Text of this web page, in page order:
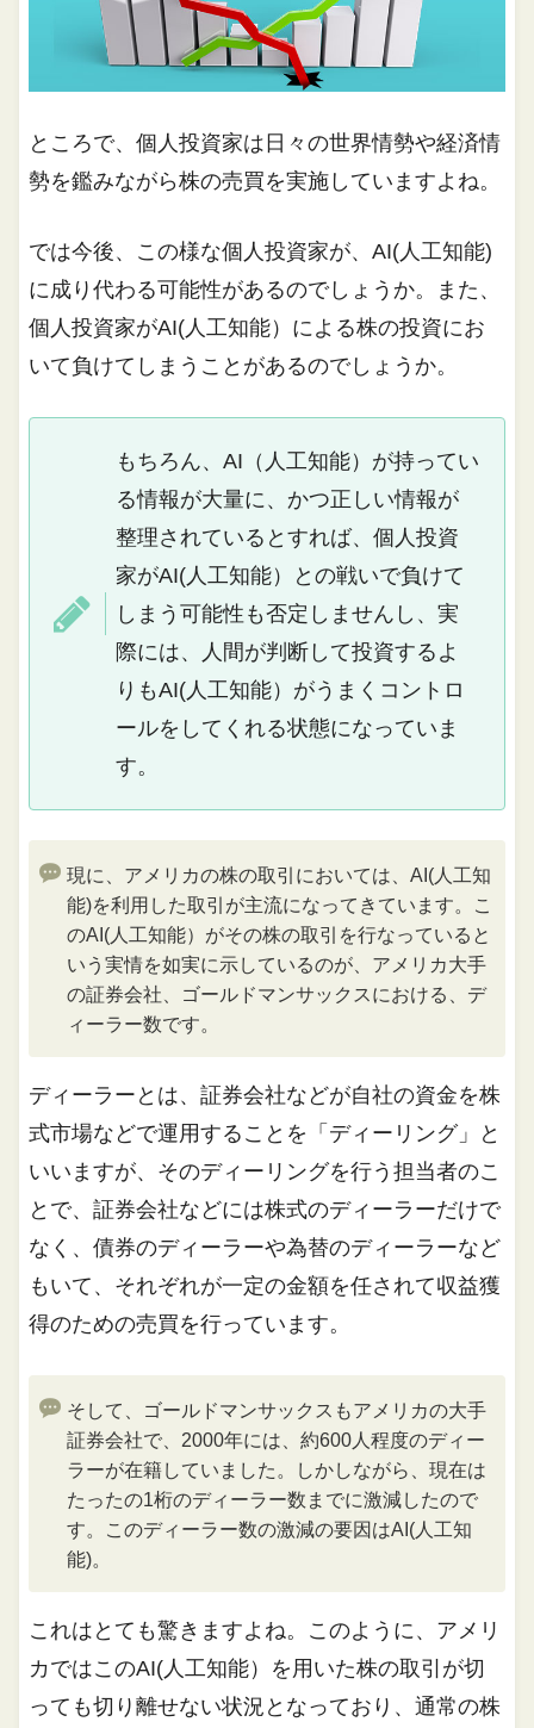
ところで、個人投資家は日々の世界情勢や経済情
勢を鑑みながら株の売買を実施していますよね。
では今後、この様な個人投資家が、AI(人工知能)
に成り代わる可能性があるのでしょうか。また、
個人投資家がAI(人工知能）による株の投資にお
いて負けてしまうことがあるのでしょうか。
もちろん、AI（人工知能）が持ってい
る情報が大量に、かつ正しい情報が
整理されているとすれば、個人投資
家がAI(人工知能）との戦いで負けて
しまう可能性も否定しませんし、実
際には、人間が判断して投資するよ
りもAI(人工知能）がうまくコントロ
ールをしてくれる状態になっていま
す。
現に、アメリカの株の取引においては、AI(人工知
能)を利用した取引が主流になってきています。こ
のAI(人工知能）がその株の取引を行なっていると
いう実情を如実に示しているのが、アメリカ大手
の証券会社、ゴールドマンサックスにおける、デ
ィーラー数です。
ディーラーとは、証券会社などが自社の資金を株
式市場などで運用することを「ディーリング」と
いいますが、そのディーリングを行う担当者のこ
とで、証券会社などには株式のディーラーだけで
なく、債券のディーラーや為替のディーラーなど
もいて、それぞれが一定の金額を任されて収益獲
得のための売買を行っています。
そして、ゴールドマンサックスもアメリカの大手
証券会社で、2000年には、約600人程度のディー
ラーが在籍していました。しかしながら、現在は
たったの1桁のディーラー数までに激減したので
す。このディーラー数の激減の要因はAI(人工知
能)。
これはとても驚きますよね。このように、アメリ
カではこのAI(人工知能）を用いた株の取引が切
っても切り離せない状況となっており、通常の株